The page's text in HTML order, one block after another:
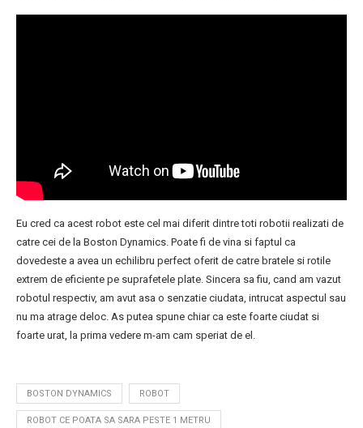
Eu cred ca acest robot este cel mai diferit dintre toti robotii realizati de
catre cei de la Boston Dynamics. Poate fi de vina si faptul ca
dovedeste a avea un echilibru perfect oferit de catre bratele si rotile
extrem de eficiente pe suprafetele plate. Sincera sa fiu, cand am vazut
robotul respectiv, am avut asa o senzatie ciudata, intrucat aspectul sau
nu ma atrage deloc. As putea spune chiar ca este foarte ciudat si
foarte urat, la prima vedere m-am cam speriat de el.
BOSTON DYNAMICS ROBOT
ROBOT CE POATA SA SARA PESTE 1 METRU